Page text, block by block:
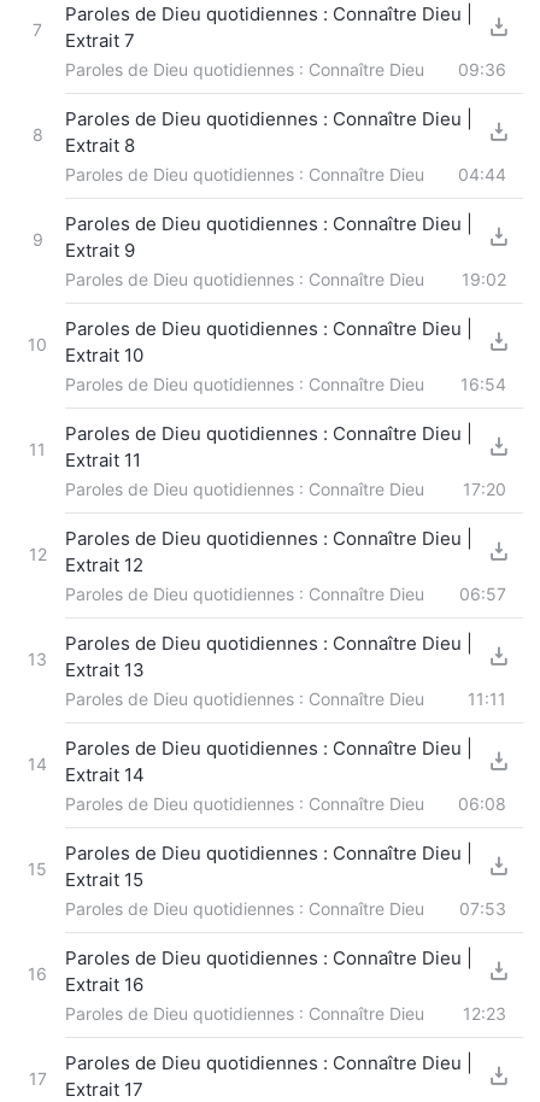
7
Paroles de Dieu quotidiennes : Connaître Dieu |
Extrait 7
Paroles de Dieu quotidiennes : Connaître Dieu 09:36
8
Paroles de Dieu quotidiennes : Connaître Dieu |
Extrait 8
Paroles de Dieu quotidiennes : Connaître Dieu 04:44
9
Paroles de Dieu quotidiennes : Connaître Dieu |
Extrait 9
Paroles de Dieu quotidiennes : Connaître Dieu 19:02
10
Paroles de Dieu quotidiennes : Connaître Dieu |
Extrait 10
Paroles de Dieu quotidiennes : Connaître Dieu 16:54
11
Paroles de Dieu quotidiennes : Connaître Dieu |
Extrait 11
Paroles de Dieu quotidiennes : Connaître Dieu 17:20
12
Paroles de Dieu quotidiennes : Connaître Dieu |
Extrait 12
Paroles de Dieu quotidiennes : Connaître Dieu 06:57
13
Paroles de Dieu quotidiennes : Connaître Dieu |
Extrait 13
Paroles de Dieu quotidiennes : Connaître Dieu 11:11
14
Paroles de Dieu quotidiennes : Connaître Dieu |
Extrait 14
Paroles de Dieu quotidiennes : Connaître Dieu 06:08
15
Paroles de Dieu quotidiennes : Connaître Dieu |
Extrait 15
Paroles de Dieu quotidiennes : Connaître Dieu 07:53
16
Paroles de Dieu quotidiennes : Connaître Dieu |
Extrait 16
Paroles de Dieu quotidiennes : Connaître Dieu 12:23
17
Paroles de Dieu quotidiennes : Connaître Dieu |
Extrait 17